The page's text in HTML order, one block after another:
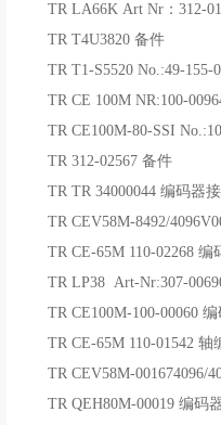
TR LA66K Art Nr：312-
TR T4U3820 备件
TR T1-S5520 No.:49-155-
TR CE 100M NR:100-
TR CE100M-80-SSI
TR 312-02567 备件
TR TR 34000044 编码器
TR CEV58M-8492/
TR CE-65M 110-02268 编
TR LP38 Art-Nr:307-
TR CE100M-100-00060
TR CE-65M 110-01542 轴
TR CEV58M-001674096/
TR QEH80M-00019 编码